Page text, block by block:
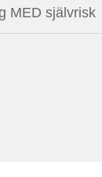
MED självrisk